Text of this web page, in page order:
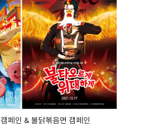
페인 & 불닭볶음면 캠페인